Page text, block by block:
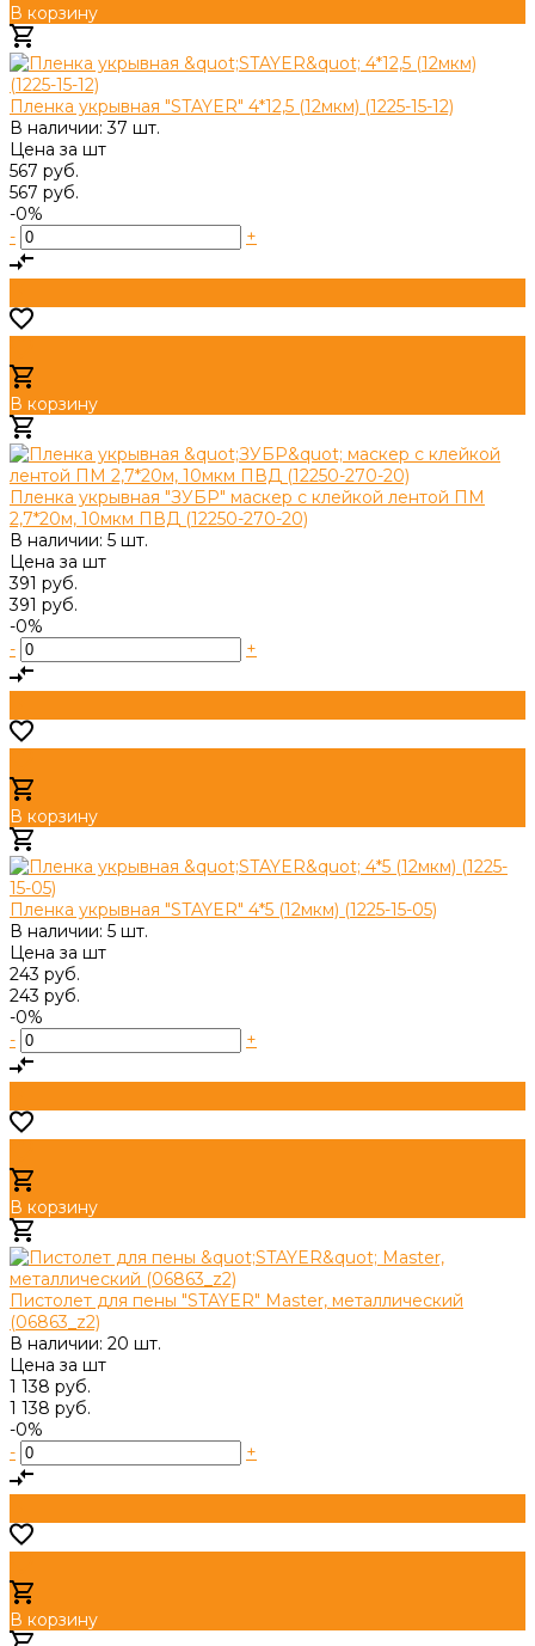
В корзину
Пленка укрывная "STAYER" 4*12,5 (12мкм) (1225-15-12)
В наличии: 37 шт.
Цена за шт
567 руб.
567 руб.
-0%
-
+
В корзину
Пленка укрывная "ЗУБР" маскер с клейкой лентой ПМ
2,7*20м, 10мкм ПВД (12250-270-20)
В наличии: 5 шт.
Цена за шт
391 руб.
391 руб.
-0%
-
+
В корзину
Пленка укрывная "STAYER" 4*5 (12мкм) (1225-15-05)
В наличии: 5 шт.
Цена за шт
243 руб.
243 руб.
-0%
-
+
В корзину
Пистолет для пены "STAYER" Master, металлический
(06863_z2)
В наличии: 20 шт.
Цена за шт
1 138 руб.
1 138 руб.
-0%
-
+
В корзину